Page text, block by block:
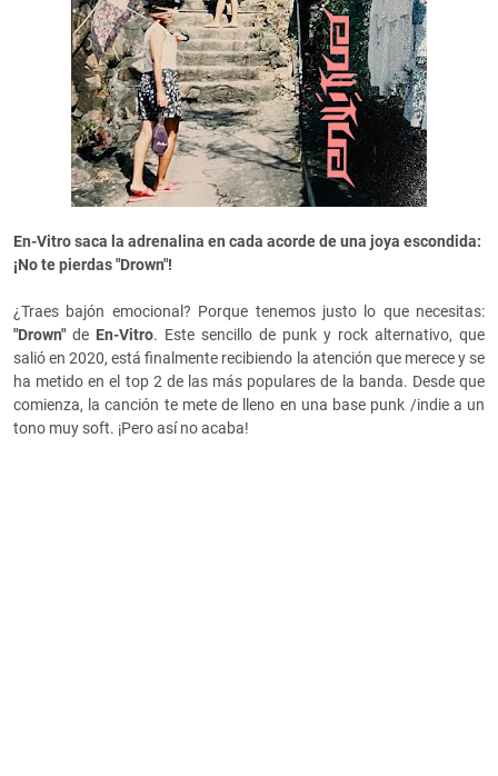
En-Vitro saca la adrenalina en cada acorde de una joya escondida:
¡No te pierdas "Drown"!
¿Traes bajón emocional? Porque tenemos justo lo que necesitas:
"Drown" de En-Vitro. Este sencillo de punk y rock alternativo, que
salió en 2020, está finalmente recibiendo la atención que merece y se
ha metido en el top 2 de las más populares de la banda. Desde que
comienza, la canción te mete de lleno en una base punk /indie a un
tono muy soft. ¡Pero así no acaba!